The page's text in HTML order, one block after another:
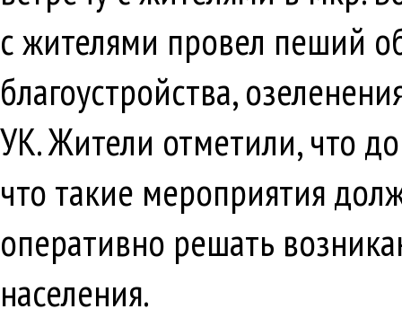
с жителями провел пеший
благоустройства,
УК. Жители отметили, что
что такие мероприятия
оперативно решать
населения.